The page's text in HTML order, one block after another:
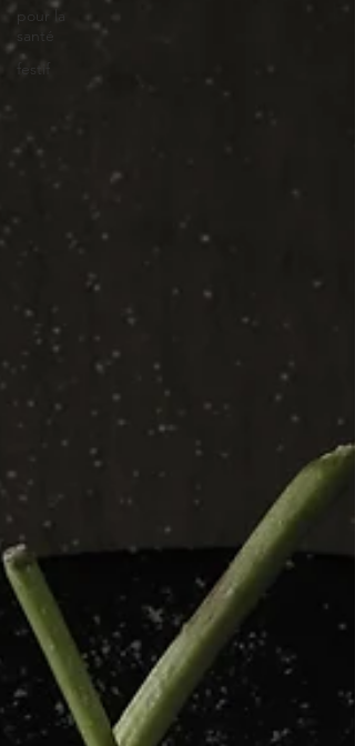
pour la
santé
festif